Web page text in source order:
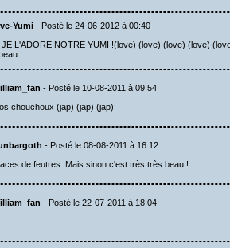
Yumi - Posté le 24-06-2012 à 00:40
JE L'ADORE NOTRE YUMI !(love) (love) (love) (love)
!
- Posté le 10-08-2011 à 09:54
chouchoux (jap) (jap) (jap)
- Posté le 08-08-2011 à 16:12
de feutres. Mais sinon c'est très très beau !
- Posté le 22-07-2011 à 18:04